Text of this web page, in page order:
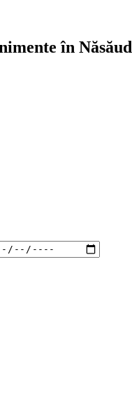
în Năsăud